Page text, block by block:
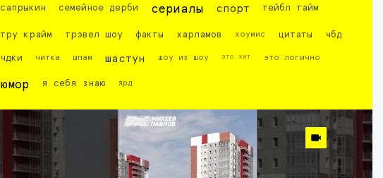
сапрыкин семейное дерби сериалы спорт тейбл тайм
тру крайм трэвел шоу факты харламов хоумис цитаты чбд
чдки читка шпам шастун шоу из шоу это хит это логично
юмор я себя знаю ярд